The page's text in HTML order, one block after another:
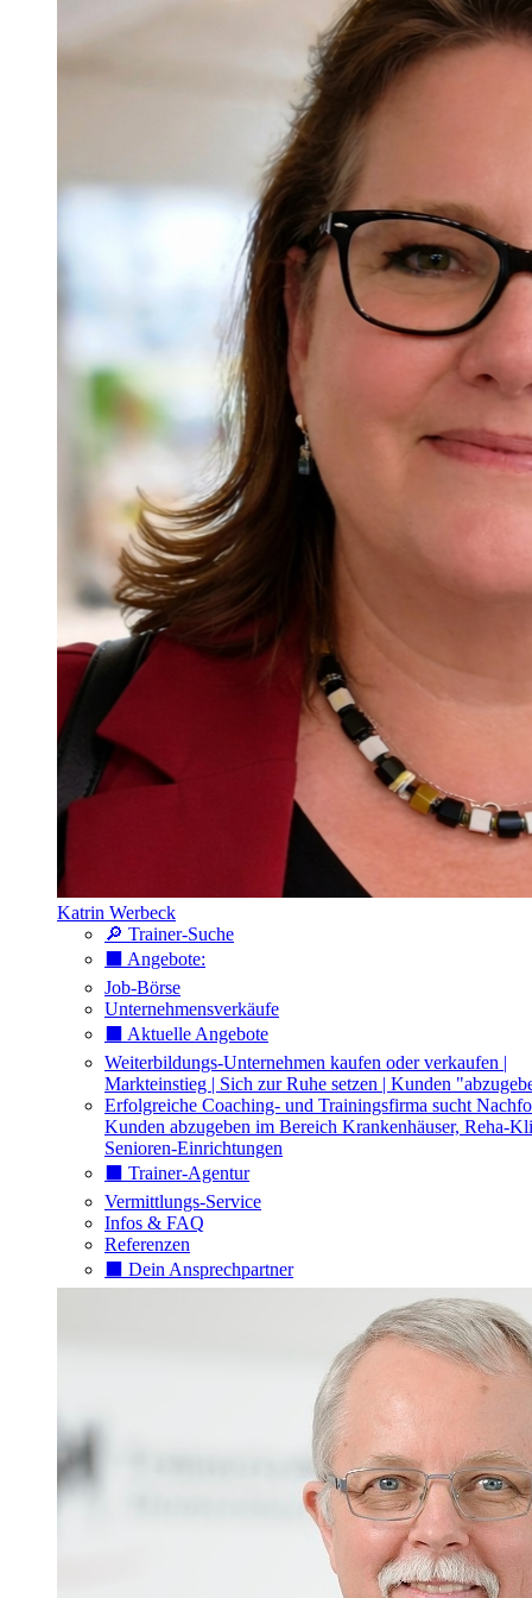
Katrin Werbeck
🔎 Trainer-Suche
⬛️ Angebote:
Job-Börse
Unternehmensverkäufe
⬛️ Aktuelle Angebote
Weiterbildungs-Unternehmen kaufen oder verkaufen |
Markteinstieg | Sich zur Ruhe setzen | Kunden
Erfolgreiche Coaching- und Trainingsfirma sucht
Kunden abzugeben im Bereich Krankenhäuser, Reha-
Senioren-Einrichtungen
⬛️ Trainer-Agentur
Vermittlungs-Service
Infos & FAQ
Referenzen
⬛️ Dein Ansprechpartner